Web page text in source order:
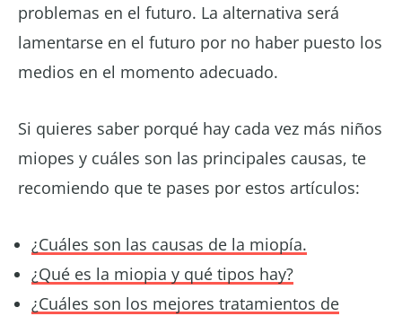
problemas en el futuro. La alternativa será
lamentarse en el futuro por no haber puesto los
medios en el momento adecuado.
Si quieres saber porqué hay cada vez más niños
miopes y cuáles son las principales causas, te
recomiendo que te pases por estos artículos:
¿Cuáles son las causas de la miopía.
¿Qué es la miopia y qué tipos hay?
¿Cuáles son los mejores tratamientos de